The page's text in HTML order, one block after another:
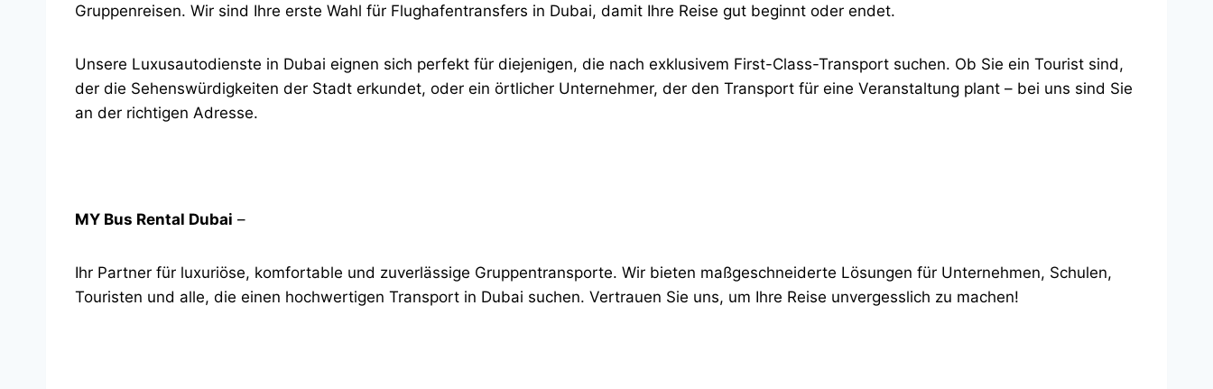
Gruppenreisen. Wir sind Ihre erste Wahl für Flughafentransfers in Dubai, damit Ihre Reise gut beginnt oder endet.
Unsere Luxusautodienste in Dubai eignen sich perfekt für diejenigen, die nach exklusivem First-Class-Transport suchen. Ob Sie ein Tourist sind,
der die Sehenswürdigkeiten der Stadt erkundet, oder ein örtlicher Unternehmer, der den Transport für eine Veranstaltung plant – bei uns sind Sie
an der richtigen Adresse.
MY Bus Rental Dubai –
Ihr Partner für luxuriöse, komfortable und zuverlässige Gruppentransporte. Wir bieten maßgeschneiderte Lösungen für Unternehmen, Schulen,
Touristen und alle, die einen hochwertigen Transport in Dubai suchen. Vertrauen Sie uns, um Ihre Reise unvergesslich zu machen!